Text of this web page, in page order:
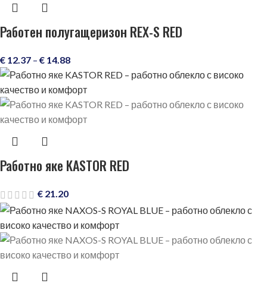
Работен полугащеризон REX-S RED
€ 12.37 – € 14.88
Работно яке KASTOR RED
€ 21.20